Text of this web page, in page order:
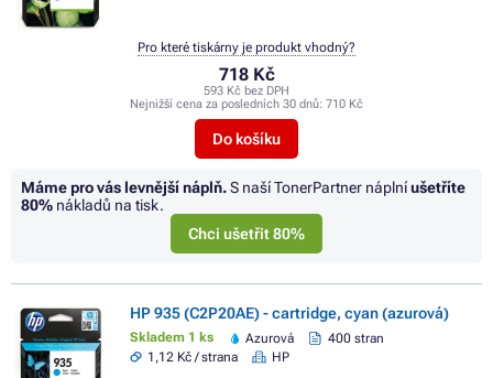
718 Kč
593 Kč bez DPH
Nejnižší cena za posledních 30 dnů: 710 Kč
Do košíku
Pro které tiskárny je produkt vhodný?
Máme pro vás levnější náplň.S naší TonerPartner náplníušetříte
80% nákladů na tisk.
Chci ušetřit 80%
HP 935 (C2P20AE) - cartridge, cyan (azurová)
Skladem 1 ks Azurová
400 stran
1,12 Kč / strana
HP